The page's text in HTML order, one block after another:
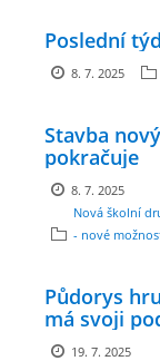
PROJEKTY
FOTOALBUM
ŠKOLNÍ JÍDELNA
Poslední
8. 7. 2025
Stavba
pokračuje
8. 7. 2025
Nová školní
- nové
Půdorys
má svoji
19. 7. 2025